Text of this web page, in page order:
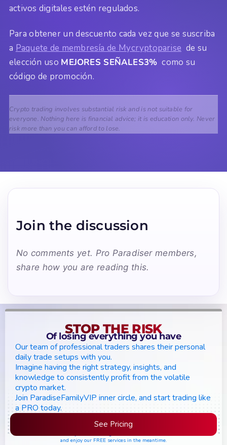
activos digitales estén regulados.
Para obtener un descuento cada vez que se suscriba
a Paquete de membresía de Mycryptoparise de su
elección uso MEJORES SEÑALES3% como su
código de promoción.
Crypto trading involves substantial risk and is not suitable for
everyone. Nothing here is financial advice; it is education only. Never
risk more than you can afford to lose.
Join the discussion
No comments yet. Pro Paradiser members,
share how you are reading this.
STOP THE RISK
Of losing everything you have
Our team of professional traders shares their personal
daily trade setups with you.
Imagine having the right strategy, insights, and
knowledge to consistently profit from the volatile
crypto market.
Join ParadiseFamilyVIP inner circle, and start trading like
a PRO today.
See Pricing
and enjoy our FREE services in the meantime.